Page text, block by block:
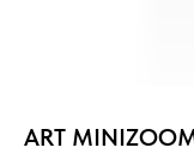
ART